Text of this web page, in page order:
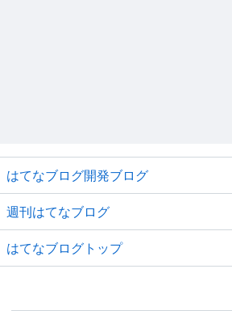
はてなブログ開発ブログ
週刊はてなブログ
はてなブログトップ